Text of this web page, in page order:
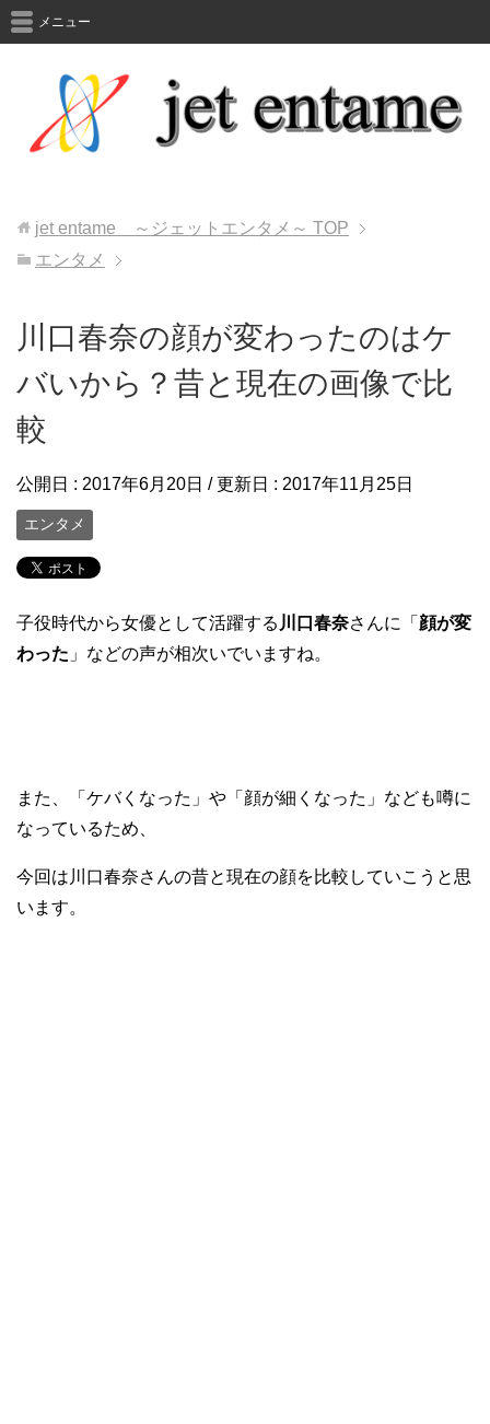
メニュー
jet entame ～ジェットエンタメ～ TOP
エンタメ
川口春奈の顔が変わったのはケ
バいから？昔と現在の画像で比
較
公開日 : 2017年6月20日 / 更新日 : 2017年11月25日
エンタメ
子役時代から女優として活躍する 川口春奈さんに「 顔が変
わった 」などの声が相次いでいますね。
また、「ケバくなった」や「顔が細くなった」なども噂に
なっているため、
今回は川口春奈さんの昔と現在の顔を比較していこうと思
います。